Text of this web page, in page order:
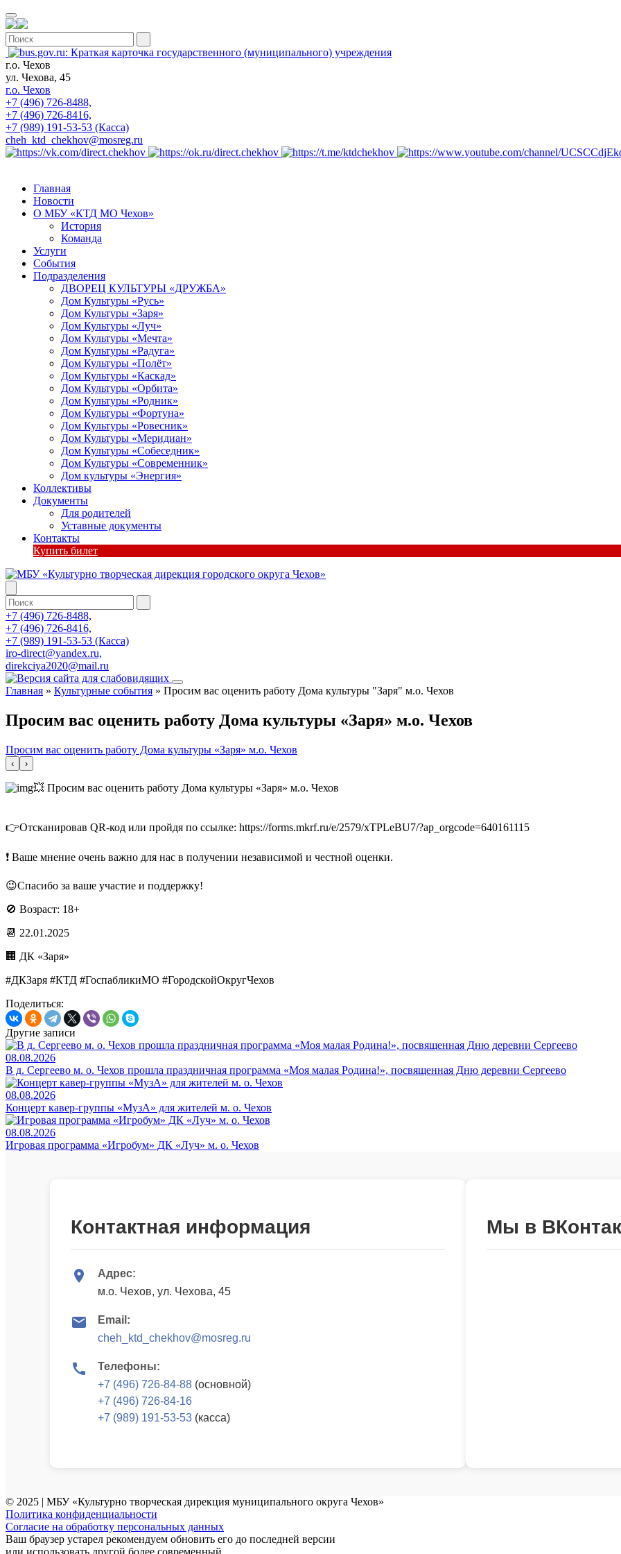
г.о. Чехов
ул. Чехова, 45
г.о. Чехов
+7 (496) 726-8488,
+7 (496) 726-8416,
+7 (989) 191-53-53 (Касса)
cheh_ktd_chekhov@mosreg.ru
Главная
Новости
О МБУ «КТД МО Чехов»
История
Команда
Услуги
События
Подразделения
ДВОРЕЦ КУЛЬТУРЫ «ДРУЖБА»
Дом Культуры «Русь»
Дом Культуры «Заря»
Дом Культуры «Луч»
Дом Культуры «Мечта»
Дом Культуры «Радуга»
Дом Культуры «Полёт»
Дом Культуры «Каскад»
Дом Культуры «Орбита»
Дом Культуры «Родник»
Дом Культуры «Фортуна»
Дом Культуры «Ровесник»
Дом Культуры «Меридиан»
Дом Культуры «Собеседник»
Дом Культуры «Современник»
Дом культуры «Энергия»
Коллективы
Документы
Для родителей
Уставные документы
Контакты
Купить билет
+7 (496) 726-8488,
+7 (496) 726-8416,
+7 (989) 191-53-53 (Касса)
iro-direct@yandex.ru,
direkciya2020@mail.ru
Главная » Культурные события » Просим вас оценить работу Дома культуры "Заря" м.о. Чехов
Просим вас оценить работу Дома культуры «Заря» м.о. Чехов
Просим вас оценить работу Дома культуры «Заря» м.о. Чехов
‹ ›
💥 Просим вас оценить работу Дома культуры «Заря» м.о. Чехов
👉Отсканировав QR-код или пройдя по ссылке: https://forms.mkrf.ru/e/2579/xTPLeBU7/?ap_orgcode=640161115
❗ Ваше мнение очень важно для нас в получении независимой и честной оценки.
😉Спасибо за ваше участие и поддержку!
🚫 Возраст: 18+
📆 22.01.2025
🏢 ДК «Заря»
#ДКЗаря #КТД #ГоспабликиМО #ГородскойОкругЧехов
Поделиться:
Другие записи
08.08.2026
В д. Сергеево м. о. Чехов прошла праздничная программа «Моя малая Родина!», посвященная Дню деревни Сергеево
08.08.2026
Концерт кавер-группы «МузА» для жителей м. о. Чехов
08.08.2026
Игровая программа «Игробум» ДК «Луч» м. о. Чехов
Контактная информация
Адрес:
м.о. Чехов, ул. Чехова, 45
Email:
cheh_ktd_chekhov@mosreg.ru
Телефоны:
+7 (496) 726-84-88 (основной)
+7 (496) 726-84-16
+7 (989) 191-53-53 (касса)
Мы в
© 2025 | МБУ «Культурно творческая дирекция муниципального округа Чехов»
Политика конфиденциальности
Согласие на обработку персональных данных
Ваш браузер устарел рекомендуем обновить его до последней версии
или использовать другой более современный.